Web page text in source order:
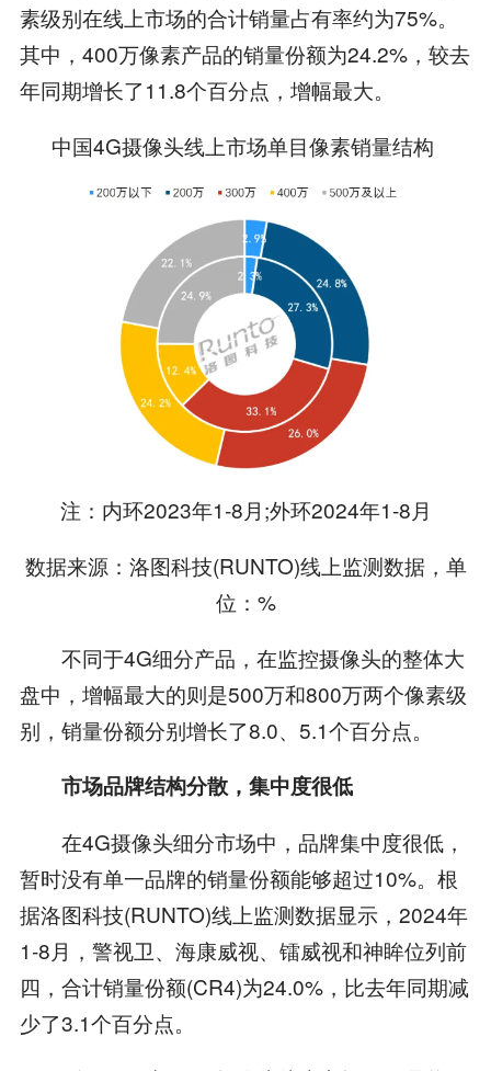
素级别在线上市场的合计销量占有率约为75%。
其中，400万像素产品的销量份额为24.2%，较去
年同期增长了11.8个百分点，增幅最大。
中国4G摄像头线上市场单目像素销量结构
注：内环2023年1-8月;外环2024年1-8月
数据来源：洛图科技(RUNTO)线上监测数据，单
位：%
不同于4G细分产品，在监控摄像头的整体大
盘中，增幅最大的则是500万和800万两个像素级
别，销量份额分别增长了8.0、5.1个百分点。
市场品牌结构分散，集中度很低
在4G摄像头细分市场中，品牌集中度很低，
暂时没有单一品牌的销量份额能够超过10%。根
据洛图科技(RUNTO)线上监测数据显示，2024年
1-8月，警视卫、海康威视、镭威视和神眸位列前
四，合计销量份额(CR4)为24.0%，比去年同期减
少了3.1个百分点。